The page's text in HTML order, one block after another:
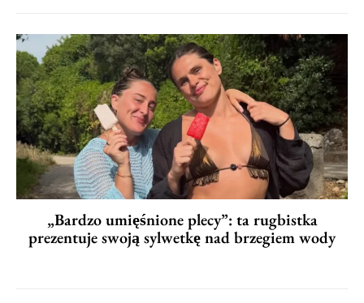
„Bardzo umięśnione plecy”: ta rugbistka
prezentuje swoją sylwetkę nad brzegiem wody